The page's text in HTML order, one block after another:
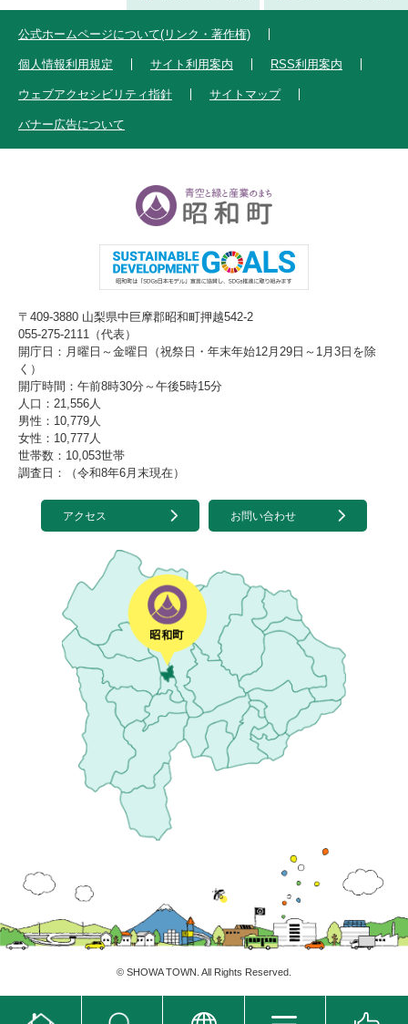
公式ホームページについて(リンク・著作権)
個人情報利用規定 サイト利用案内 RSS利用案内
ウェブアクセシビリティ指針 サイトマップ
バナー広告について
〒409-3880 山梨県中巨摩郡昭和町押越542-2
055-275-2111（代表）
開庁日：月曜日～金曜日（祝祭日・年末年始12月29日～1月3日を除
く）
開庁時間：午前8時30分～午後5時15分
人口：21,556人
男性：10,779人
女性：10,777人
世帯数：10,053世帯
調査日：（令和8年6月末現在）
アクセス お問い合わせ
© SHOWA TOWN . All Rights Reserved.